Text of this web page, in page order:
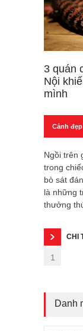
3 quán
Nội
mình
Cảnh
Ngồi trên
trong
bò sát
là những
thưởng
CHI
1
Danh